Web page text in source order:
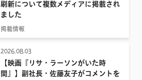
刷新について複数メディアに掲載され
ました
掲載情報
2026.08.03
【映画『リサ・ラーソンがいた時
間』】副社長・佐藤友子がコメントを